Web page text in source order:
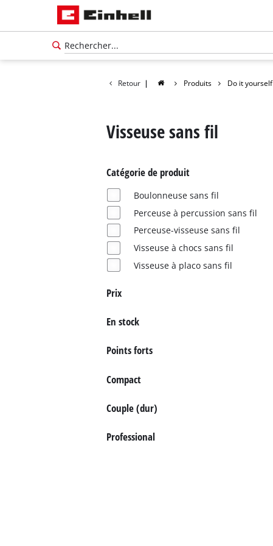
Retour | Produits Do it yourself
Visseuse sans fil
Catégorie de produit
Boulonneuse sans fil
Perceuse à percussion sans fil
Perceuse-visseuse sans fil
Visseuse à chocs sans fil
Visseuse à placo sans fil
Prix
En stock
Points forts
Compact
Couple (dur)
Professional